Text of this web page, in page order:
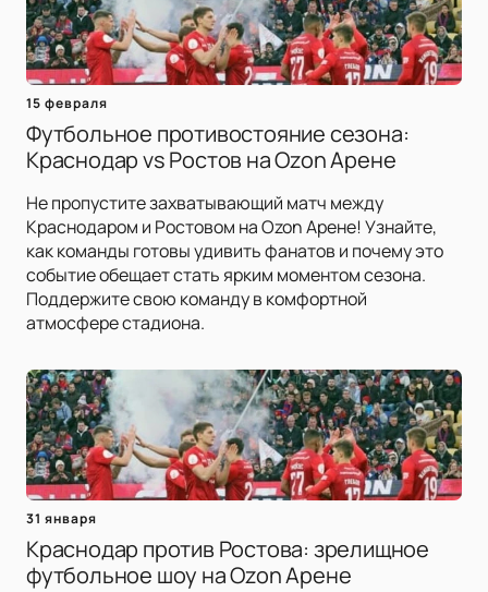
15 февраля
Футбольное противостояние сезона:
Краснодар vs Ростов на Ozon Арене
Не пропустите захватывающий матч между
Краснодаром и Ростовом на Ozon Арене! Узнайте,
как команды готовы удивить фанатов и почему это
событие обещает стать ярким моментом сезона.
Поддержите свою команду в комфортной
атмосфере стадиона.
31 января
Краснодар против Ростова: зрелищное
футбольное шоу на Ozon Арене